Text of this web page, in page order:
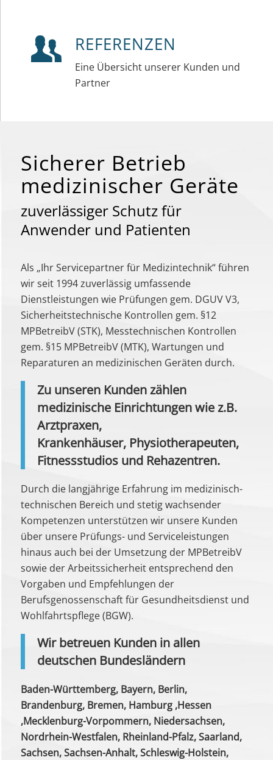
REFERENZEN
Eine Übersicht unserer Kunden und
Partner
Sicherer Betrieb
medizinischer Geräte
zuverlässiger Schutz für
Anwender und Patienten
Als „Ihr Servicepartner für Medizintechnik“ führen
wir seit 1994 zuverlässig umfassende
Dienstleistungen wie Prüfungen gem. DGUV V3,
Sicherheitstechnische Kontrollen gem. §12
MPBetreibV (STK), Messtechnischen Kontrollen
gem. §15 MPBetreibV (MTK), Wartungen und
Reparaturen an medizinischen Geräten durch.
Zu unseren Kunden zählen
medizinische Einrichtungen wie z.B.
Arztpraxen,
Krankenhäuser, Physiotherapeuten,
Fitnessstudios und Rehazentren.
Durch die langjährige Erfahrung im medizinisch-
technischen Bereich und stetig wachsender
Kompetenzen unterstützen wir unsere Kunden
über unsere Prüfungs- und Serviceleistungen
hinaus auch bei der Umsetzung der MPBetreibV
sowie der Arbeitssicherheit entsprechend den
Vorgaben und Empfehlungen der
Berufsgenossenschaft für Gesundheitsdienst und
Wohlfahrtspflege (BGW).
Wir betreuen Kunden in allen
deutschen Bundesländern
Baden-Württemberg, Bayern, Berlin,
Brandenburg, Bremen, Hamburg ,Hessen
,Mecklenburg-Vorpommern, Niedersachsen,
Nordrhein-Westfalen, Rheinland-Pfalz, Saarland,
Sachsen, Sachsen-Anhalt, Schleswig-Holstein,